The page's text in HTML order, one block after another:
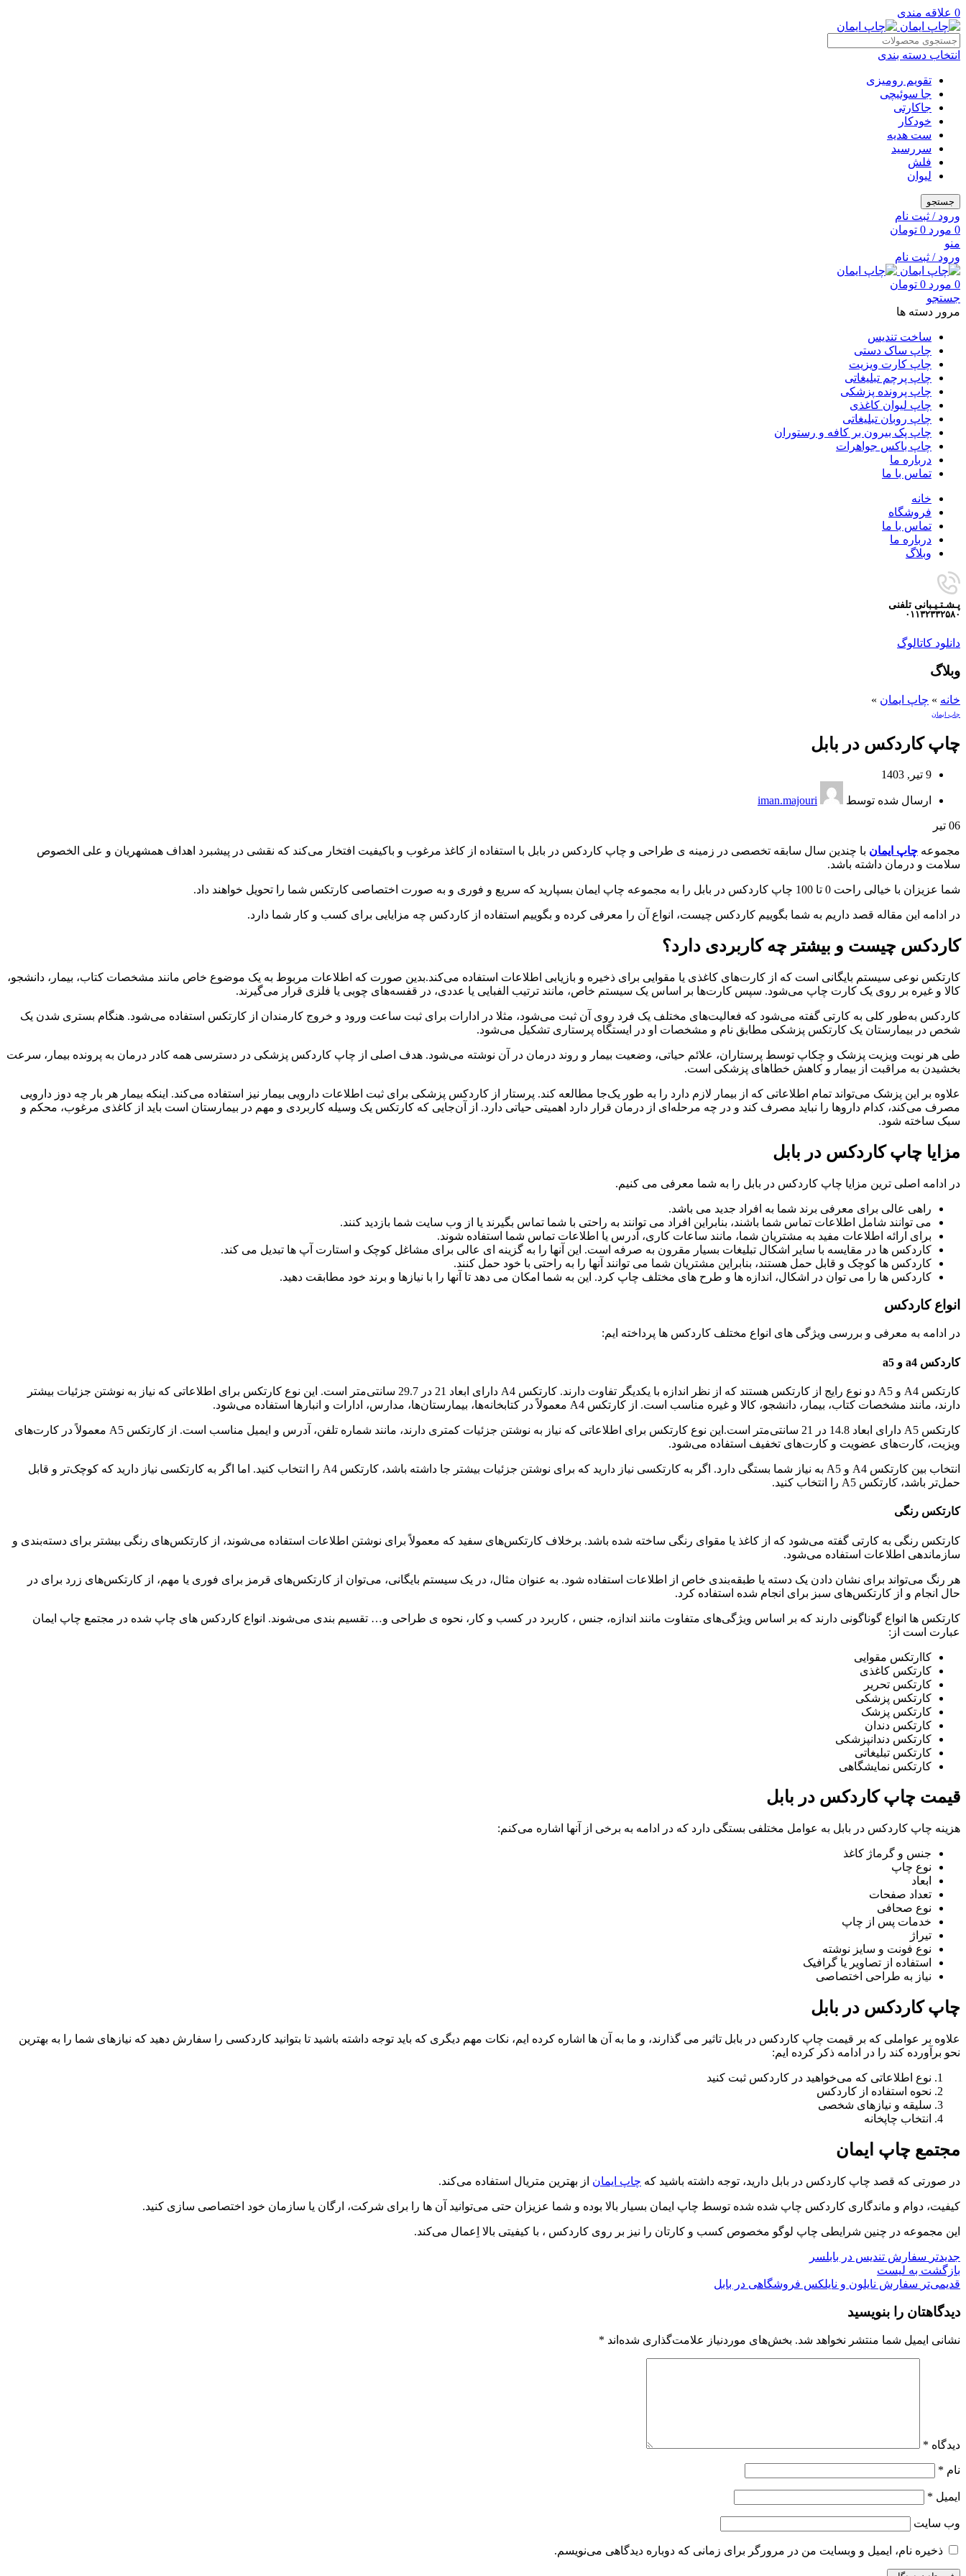
0 علاقه مندی
انتخاب دسته بندی
تقویم رومیزی
جا سوئیچی
جاکارتی
خودکار
ست هدیه
سررسید
فلش
لیوان
جستجو
ورود / ثبت نام
0 مورد 0 تومان
منو
ورود / ثبت نام
0 مورد 0 تومان
جستجو
مرور دسته ها
ساخت تندیس
چاپ ساک دستی
چاپ کارت ویزیت
چاپ پرچم تبلیغاتی
چاپ پرونده پزشکی
چاپ لیوان کاغذی
چاپ روبان تبلیغاتی
چاپ پک بیرون بر کافه و رستوران
چاپ باکس جواهرات
درباره ما
تماس با ما
خانه
فروشگاه
تماس با ما
درباره ما
وبلاگ
پـشـتـیـبانی تلفنی
۰۱۱۳۲۳۳۲۵۸۰
دانلود کاتالوگ
وبلاگ
خانه » چاپ ایمان »
چاپ ایمان
چاپ کاردکس در بابل
9 تیر, 1403
ارسال شده توسط iman.majouri
06 تیر
مجموعه چاپ ایمان با چندین سال سابقه تخصصی در زمینه ی طراحی و چاپ کاردکس در بابل با استفاده از کاغذ مرغوب و باکیفیت افتخار می‌کند که نقشی در پیشبرد اهداف همشهریان و علی الخصوص
سلامت و درمان داشته باشد.
شما عزیزان با خیالی راحت 0 تا 100 چاپ کاردکس در بابل را به مجموعه چاپ ایمان بسپارید که سریع و فوری و به صورت اختصاصی کارتکس شما را تحویل خواهند داد.
در ادامه این مقاله قصد داریم به شما بگوییم کاردکس چیست، انواع آن را معرفی کرده و بگوییم استفاده از کاردکس چه مزایایی برای کسب و کار شما دارد.
کاردکس چیست و بیشتر چه کاربردی دارد؟
کارتکس نوعی سیستم بایگانی است که از کارت‌های کاغذی یا مقوایی برای ذخیره و بازیابی اطلاعات استفاده می‌کند.بدین صورت که اطلاعات مربوط به یک موضوع خاص مانند مشخصات کتاب، بیمار، دانشجو،
کالا و غیره بر روی یک کارت چاپ می‌شود. سپس کارت‌ها بر اساس یک سیستم خاص، مانند ترتیب الفبایی یا عددی، در قفسه‌های چوبی یا فلزی قرار می‌گیرند.
کاردکس به‌طور کلی به کارتی گفته می‌شود که فعالیت‌های مختلف یک فرد روی آن ثبت می‌شود، مثلا در ادارات برای ثبت ساعت ورود و خروج کارمندان از کارتکس استفاده می‌شود. هنگام بستری شدن یک
شخص در بیمارستان یک کارتکس پزشکی مطابق نام و مشخصات او در ایستگاه پرستاری تشکیل می‌شود.
طی هر نوبت ویزیت پزشک و چکاپ توسط پرستاران، علائم حیاتی، وضعیت بیمار و روند درمان در آن نوشته می‌شود. هدف اصلی از چاپ کاردکس پزشکی در دسترسی همه کادر درمان به پرونده بیمار، سرعت
بخشیدن به مراقبت از بیمار و کاهش خطاهای پزشکی است.
علاوه بر این پزشک می‌تواند تمام اطلاعاتی که از بیمار لازم دارد را به طور یک‌جا مطالعه کند. پرستار از کاردکس پزشکی برای ثبت اطلاعات دارویی بیمار نیز استفاده می‌کند. اینکه بیمار هر بار چه دوز دارویی
مصرف می‌کند، کدام داروها را نباید مصرف کند و در چه مرحله‌ای از درمان قرار دارد اهمیتی حیاتی دارد. از آن‌جایی که کارتکس یک وسیله کاربردی و مهم در بیمارستان است باید از کاغذی مرغوب، محکم و
سبک ساخته شود.
مزایا چاپ کاردکس در بابل
در ادامه اصلی ترین مزایا چاپ کاردکس در بابل را به شما معرفی می کنیم.
راهی عالی برای معرفی برند شما به افراد جدید می باشد.
می توانند شامل اطلاعات تماس شما باشند، بنابراین افراد می توانند به راحتی با شما تماس بگیرند یا از وب سایت شما بازدید کنند.
برای ارائه اطلاعات مفید به مشتریان شما، مانند ساعات کاری، آدرس یا اطلاعات تماس شما استفاده شوند.
کاردکس ها در مقایسه با سایر اشکال تبلیغات بسیار مقرون به صرفه است. این آنها را به گزینه ای عالی برای مشاغل کوچک و استارت آپ ها تبدیل می کند.
کاردکس ها کوچک و قابل حمل هستند، بنابراین مشتریان شما می توانند آنها را به راحتی با خود حمل کنند.
کاردکس ها را می توان در اشکال، اندازه ها و طرح های مختلف چاپ کرد. این به شما امکان می دهد تا آنها را با نیازها و برند خود مطابقت دهید.
انواع کاردکس
در ادامه به معرفی و بررسی ویژگی های انواع مختلف کاردکس ها پرداخته ایم:
کاردکس a4 و a5
کارتکس A4 و A5 دو نوع رایج از کارتکس هستند که از نظر اندازه با یکدیگر تفاوت دارند. کارتکس A4 دارای ابعاد 21 در 29.7 سانتی‌متر است. این نوع کارتکس برای اطلاعاتی که نیاز به نوشتن جزئیات بیشتر
دارند، مانند مشخصات کتاب، بیمار، دانشجو، کالا و غیره مناسب است. از کارتکس A4 معمولاً در کتابخانه‌ها، بیمارستان‌ها، مدارس، ادارات و انبارها استفاده می‌شود.
کارتکس A5 دارای ابعاد 14.8 در 21 سانتی‌متر است.این نوع کارتکس برای اطلاعاتی که نیاز به نوشتن جزئیات کمتری دارند، مانند شماره تلفن، آدرس و ایمیل مناسب است. از کارتکس A5 معمولاً در کارت‌های
ویزیت، کارت‌های عضویت و کارت‌های تخفیف استفاده می‌شود.
انتخاب بین کارتکس A4 و A5 به نیاز شما بستگی دارد. اگر به کارتکسی نیاز دارید که برای نوشتن جزئیات بیشتر جا داشته باشد، کارتکس A4 را انتخاب کنید. اما اگر به کارتکسی نیاز دارید که کوچک‌تر و قابل
حمل‌تر باشد، کارتکس A5 را انتخاب کنید.
کارتکس رنگی
کارتکس رنگی به کارتی گفته می‌شود که از کاغذ یا مقوای رنگی ساخته شده باشد. برخلاف کارتکس‌های سفید که معمولاً برای نوشتن اطلاعات استفاده می‌شوند، از کارتکس‌های رنگی بیشتر برای دسته‌بندی و
سازماندهی اطلاعات استفاده می‌شود.
هر رنگ می‌تواند برای نشان دادن یک دسته یا طبقه‌بندی خاص از اطلاعات استفاده شود. به عنوان مثال، در یک سیستم بایگانی، می‌توان از کارتکس‌های قرمز برای فوری یا مهم، از کارتکس‌های زرد برای در
حال انجام و از کارتکس‌های سبز برای انجام شده استفاده کرد.
کارتکس ها انواع گوناگونی دارند که بر اساس ویژگی‌های متفاوت مانند اندازه، جنس ، کاربرد در کسب و کار، نحوه ی طراحی و… تقسیم بندی می‌شوند. انواع کاردکس های چاپ شده در مجتمع چاپ ایمان
عبارت است از:
کاارتکس مقوایی
کارتکس کاغذی
کارتکس تحریر
کارتکس پزشکی
کارتکس پزشک
کارتکس دندان
کارتکس دندانپزشکی
کارتکس تبلیغاتی
کارتکس نمایشگاهی
قیمت چاپ کاردکس در بابل
هزینه چاپ کاردکس در بابل به عوامل مختلفی بستگی دارد که در ادامه به برخی از آنها اشاره می‌کنم:
جنس و گرماژ کاغذ
نوع چاپ
ابعاد
تعداد صفحات
نوع صحافی
خدمات پس از چاپ
تیراژ
نوع فونت و سایز نوشته
استفاده از تصاویر یا گرافیک
نیاز به طراحی اختصاصی
چاپ کاردکس در بابل
علاوه بر عواملی که بر قیمت چاپ کاردکس در بابل تاثیر می گذارند، و ما به آن ها اشاره کرده ایم، نکات مهم دیگری که باید توجه داشته باشید تا بتوانید کاردکسی را سفارش دهید که نیازهای شما را به بهترین
نحو برآورده کند را در ادامه ذکر کرده ایم:
نوع اطلاعاتی که می‌خواهید در کاردکس ثبت کنید
نحوه استفاده از کاردکس
سلیقه و نیازهای شخصی
انتخاب چاپخانه
مجتمع چاپ ایمان
در صورتی که قصد چاپ کاردکس در بابل دارید، توجه داشته باشید که چاپ ایمان از بهترین متریال استفاده می‌کند.
کیفیت، دوام و ماندگاری کاردکس چاپ شده شده توسط چاپ ایمان بسیار بالا بوده و شما عزیزان حتی می‌توانید آن ها را برای شرکت، ارگان یا سازمان خود اختصاصی سازی کنید.
این مجموعه در چنین شرایطی چاپ لوگو مخصوص کسب و کارتان را نیز بر روی کاردکس ، با کیفیتی بالا اِعمال می‌کند.
جدیدتر سفارش تندیس در بابلسر
بازگشت به لیست
قدیمی‌تر سفارش نایلون و نایلکس فروشگاهی در بابل
دیدگاهتان را بنویسید
نشانی ایمیل شما منتشر نخواهد شد. بخش‌های موردنیاز علامت‌گذاری شده‌اند *
دیدگاه *
نام *
ایمیل *
وب‌ سایت
ذخیره نام، ایمیل و وبسایت من در مرورگر برای زمانی که دوباره دیدگاهی می‌نویسم.